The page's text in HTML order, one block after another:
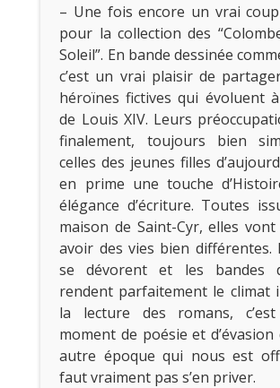
– Une fois encore un vrai
pour la collection des
Soleil”. En bande dessinée
c’est un vrai plaisir de
héroïnes fictives qui évoluent à
de Louis XIV. Leurs
finalement, toujours bien
celles des jeunes filles
en prime une touche
élégance d’écriture. Toutes
maison de Saint-Cyr, elles
avoir des vies bien différentes.
se dévorent et les bandes
rendent parfaitement le climat
la lecture des romans,
moment de poésie et d’évasion
autre époque qui nous est
faut vraiment pas s’en priver.